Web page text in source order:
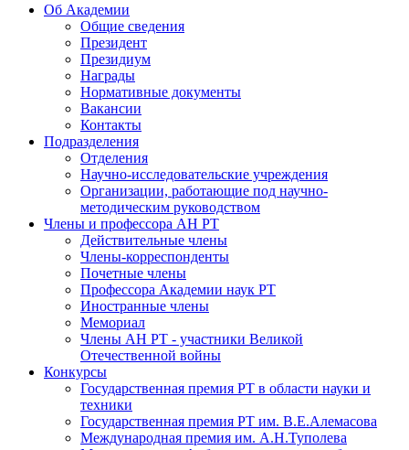
Об Академии
Общие сведения
Президент
Президиум
Награды
Нормативные документы
Вакансии
Контакты
Подразделения
Отделения
Научно-исследовательские учреждения
Организации, работающие под научно-
методическим руководством
Члены и профессора АН РТ
Действительные члены
Члены-корреспонденты
Почетные члены
Профессора Академии наук РТ
Иностранные члены
Мемориал
Члены АН РТ - участники Великой
Отечественной войны
Конкурсы
Государственная премия РТ в области науки и
техники
Государственная премия РТ им. В.Е.Алемасова
Международная премия им. А.Н.Туполева